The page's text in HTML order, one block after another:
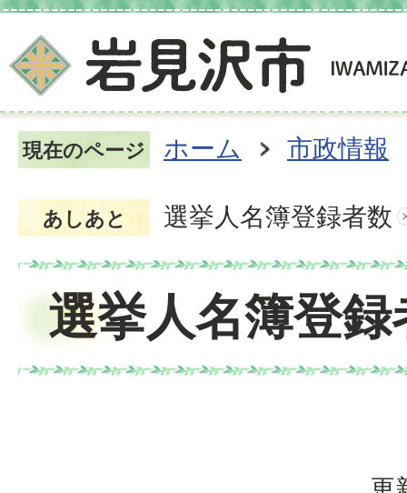
現在のページ ホーム 市政情報
あしあと 選挙人名簿登録者数
選挙人名簿登録